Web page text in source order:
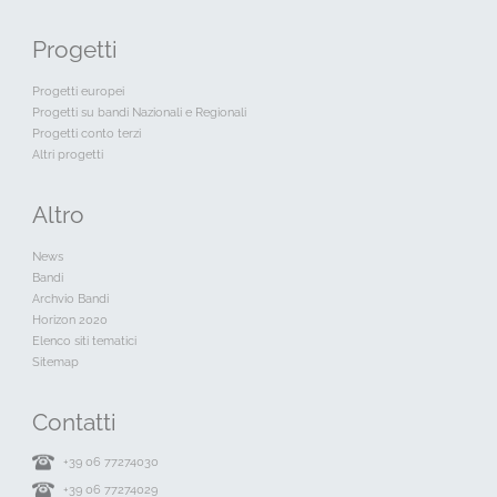
Progetti
Progetti europei
Progetti su bandi Nazionali e Regionali
Progetti conto terzi
Altri progetti
Altro
News
Bandi
Archvio Bandi
Horizon 2020
Elenco siti tematici
Sitemap
Contatti
+39 06 77274030
+39 06 77274029